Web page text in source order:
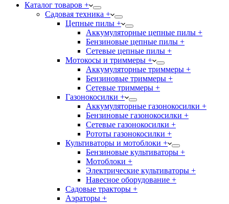
Каталог товаров +
Садовая техника +
Цепные пилы +
Аккумуляторные цепные пилы +
Бензиновые цепные пилы +
Сетевые цепные пилы +
Мотокосы и триммеры +
Аккумуляторные триммеры +
Бензиновые триммеры +
Сетевые триммеры +
Газонокосилки +
Аккумуляторные газонокосилки +
Бензиновые газонокосилки +
Сетевые газонокосилки +
Рототы газонокосилки +
Культиваторы и мотоблоки +
Бензиновые культиваторы +
Мотоблоки +
Электрические культиваторы +
Навесное оборудование +
Садовые тракторы +
Аэраторы +